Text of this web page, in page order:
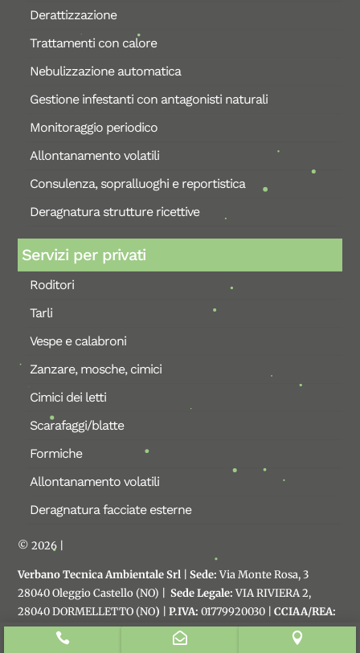
Derattizzazione
Trattamenti con calore
Nebulizzazione automatica
Gestione infestanti con antagonisti naturali
Monitoraggio periodico
Allontanamento volatili
Consulenza, sopralluoghi e reportistica
Deragnatura strutture ricettive
Servizi per privati
Roditori
Tarli
Vespe e calabroni
Zanzare, mosche, cimici
Cimici dei letti
Scarafaggi/blatte
Formiche
Allontanamento volatili
Deragnatura facciate esterne
© 2026 |
Verbano Tecnica Ambientale Srl |Sede:Via Monte Rosa, 3
28040 Oleggio Castello (NO) |Sede Legale:VIA RIVIERA 2,
28040 DORMELLETTO (NO) |P.IVA: 01779920030 |CCIAA/REA:
NO 197076 |Cap.soc:10.200€| Privacy policy|Preferenze
  